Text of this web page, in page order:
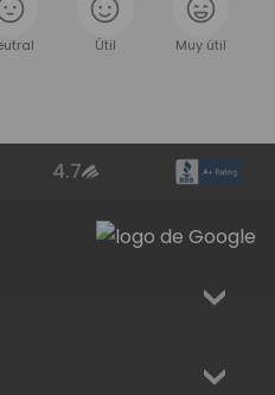
Útil Muy útil
4.7